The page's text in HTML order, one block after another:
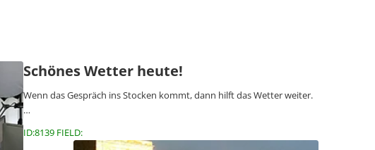
Schönes Wetter heute!
Wenn das Gespräch ins Stocken kommt, dann hilft das Wetter weiter.
…
ID:8139 FIELD: